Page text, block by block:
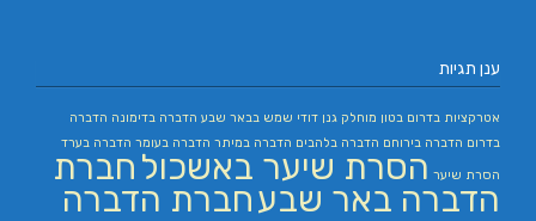
ענן תגיות
אטרקציות בדרום בטון מוחלק גנן דודי שמש בבאר שבע הדברה בדימונה הדברה
בדרום הדברה בירוחם הדברה בלהבים הדברה במיתר הדברה בעומר הדברה בערד
הסרת שיער הסרת שיער באשכול חברת
הדברה באר שבעחברת הדברה